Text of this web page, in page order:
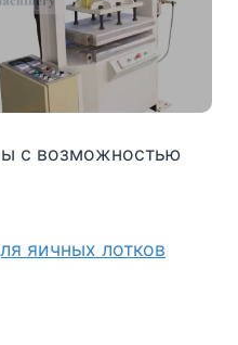
с возможностью
яичных лотков